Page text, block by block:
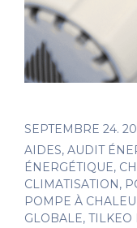
SEPTEMBRE 24.
AIDES, AUDIT
ÉNERGÉTIQUE,
CLIMATISATION,
POMPE À
GLOBALE, TILKEO